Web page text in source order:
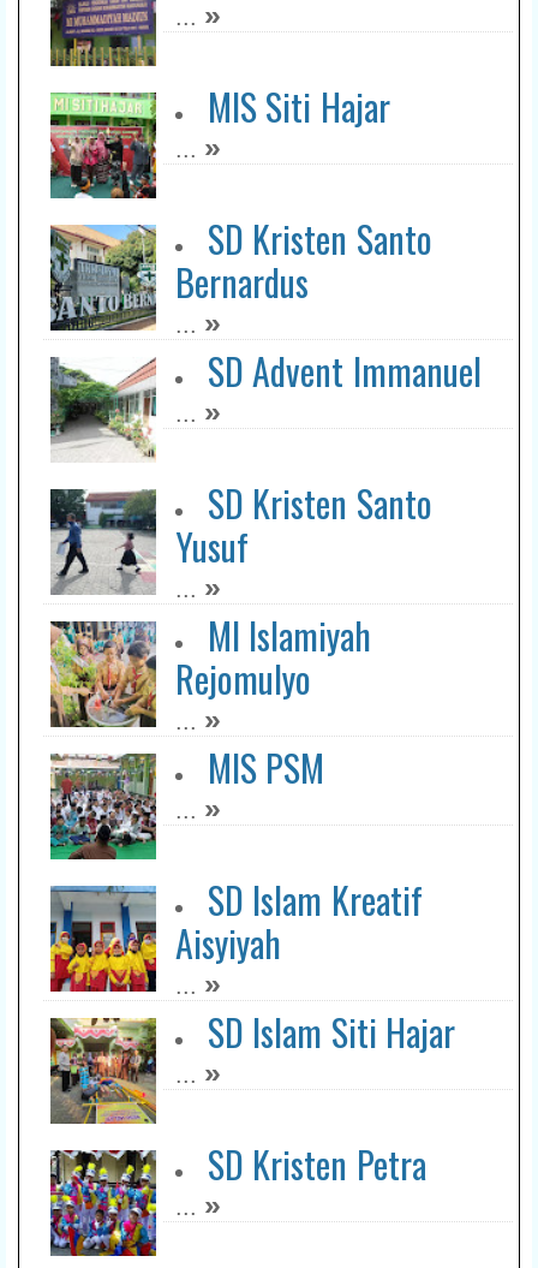
... »
MIS Siti Hajar
... »
SD Kristen Santo
Bernardus
... »
SD Advent Immanuel
... »
SD Kristen Santo
Yusuf
... »
MI Islamiyah
Rejomulyo
... »
MIS PSM
... »
SD Islam Kreatif
Aisyiyah
... »
SD Islam Siti Hajar
... »
SD Kristen Petra
... »